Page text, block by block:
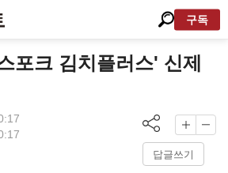
구독
포크 김치플러스' 신제
답글쓰기